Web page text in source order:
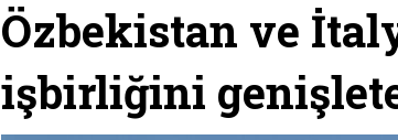
Özbekistan ve
işbirliğini